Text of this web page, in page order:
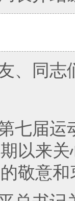
、同志
七届
以来
敬意